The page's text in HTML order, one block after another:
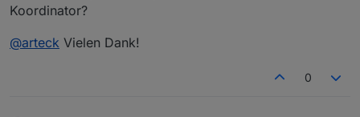
Koordinator?
@arteck Vielen Dank!
0